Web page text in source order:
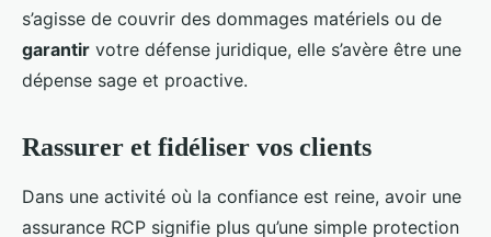
s’agisse de couvrir des dommages matériels ou de
garantir votre défense juridique, elle s’avère être une
dépense sage et proactive.
Rassurer et fidéliser vos clients
Dans une activité où la confiance est reine, avoir une
assurance RCP signifie plus qu’une simple protection